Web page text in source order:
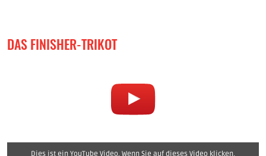
DAS FINISHER-TRIKOT
Dies ist ein YouTube Video. Wenn Sie auf dieses Video klicken,